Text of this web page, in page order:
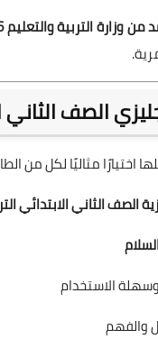
وزارة التربية والتعليم 2026
الصف الثاني
مثاليًا لكل من
الصف الثاني الابتدائي الترم
الاستخدام
والفهم